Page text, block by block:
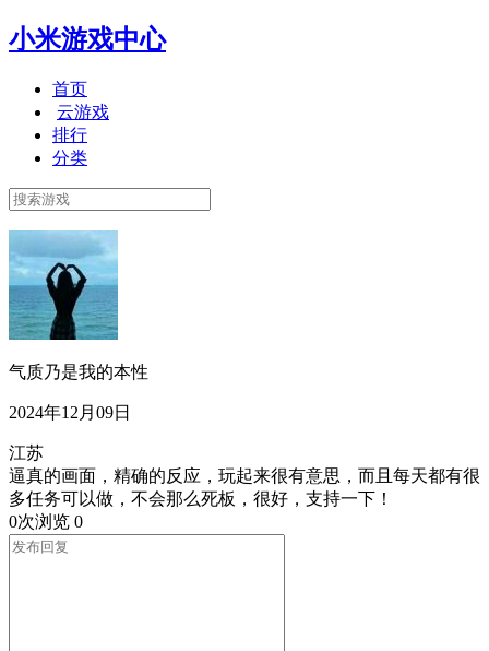
小米游戏中心
首页
云游戏
排行
分类
气质乃是我的本性
2024年12月09日
江苏
逼真的画面，精确的反应，玩起来很有意思，而且每天都有很
多任务可以做，不会那么死板，很好，支持一下！
0次浏览 0